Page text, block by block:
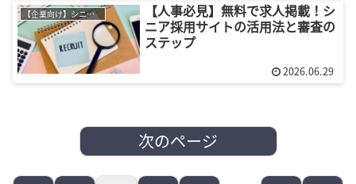
【企業向け】シニア採用
【人事必見】無料で求人掲載！シ
ニア採用サイトの活用法と審査の
ステップ
2026.06.29
次のページ